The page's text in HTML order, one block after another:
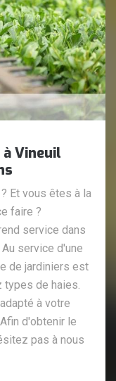
Vineuil
Et vous êtes à la
faire ?
service dans
service d'une
de jardiniers est
types de haies.
à votre
d'obtenir le
pas à nous